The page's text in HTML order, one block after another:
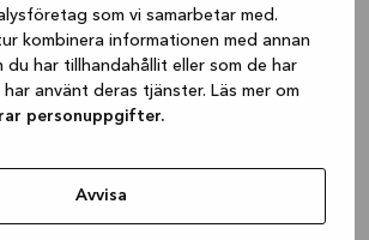
som vi samarbetar med.
kombinera informationen med annan
du har tillhandahållit eller som de har
använt deras tjänster. Läs mer om
personuppgifter.
Avvisa
(see the browser console for more
information).